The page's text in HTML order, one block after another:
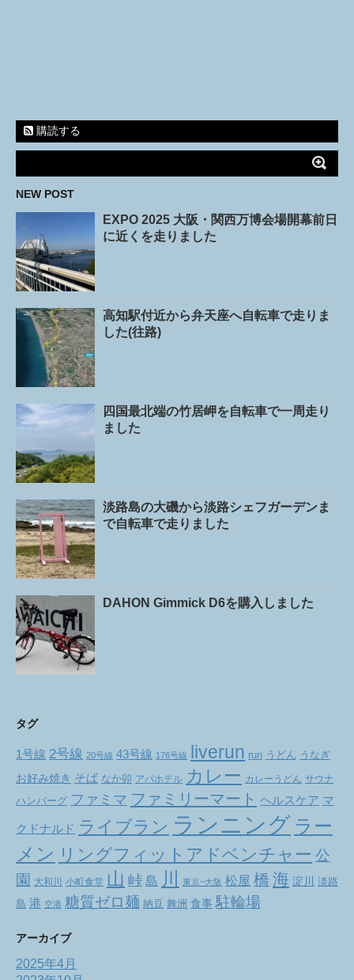
購読する
NEW POST
EXPO 2025 大阪・関西万博会場開幕前日
に近くを走りました
高知駅付近から弁天座へ自転車で走りま
した(往路)
四国最北端の竹居岬を自転車で一周走り
ました
淡路島の大磯から淡路シェフガーデンま
で自転車で走りました
DAHON Gimmick D6を購入しました
タグ
1号線 2号線 20号線 43号線 176号線 liverun run うどん うなぎ
お好み焼き そば なか卯 アパホテル カレー カレーうどん サウナ
ハンバーグ ファミマ ファミリーマート ヘルスケア マ
クドナルド ライブラン ランニング ラー
メン リングフィットアドベンチャー 公
園 大和川 小町食堂 山 峠 島 川 東京~大阪 松屋 橋 海 淀川
淡路
島 港 空港 糖質ゼロ麺 納豆 舞洲 食事 駐輪場
アーカイブ
2025年4月